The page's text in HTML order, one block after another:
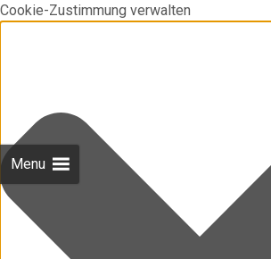
Cookie-Zustimmung verwalten
Menu